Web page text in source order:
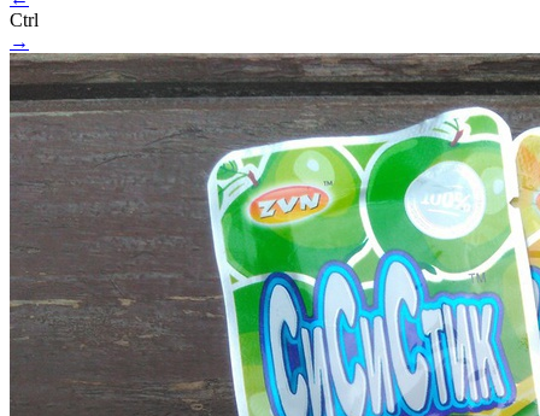
Ctrl
→